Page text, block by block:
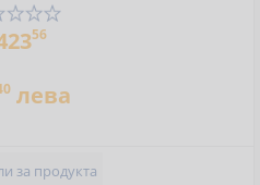
56
лева
за продукта